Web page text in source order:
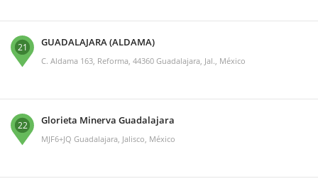
21 GUADALAJARA (ALDAMA)
C. Aldama 163, Reforma, 44360 Guadalajara, Jal., México
22 Glorieta Minerva Guadalajara
MJF6+JQ Guadalajara, Jalisco, México